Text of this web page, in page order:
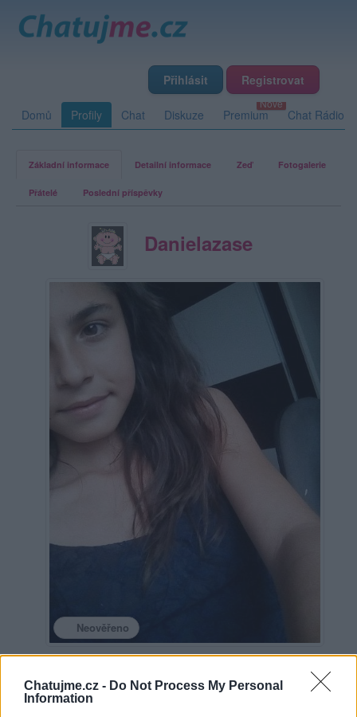
Chatujme.cz - Do Not Process My Personal
Information
Přihlásit Registrovat
Domů Profily Chat Diskuze Premium Chat Rádio
Základní informace Detailní informace Zeď Fotogalerie
Přátelé Poslední příspěvky
Danielazase
Neověřeno
1 uživateli se líbí